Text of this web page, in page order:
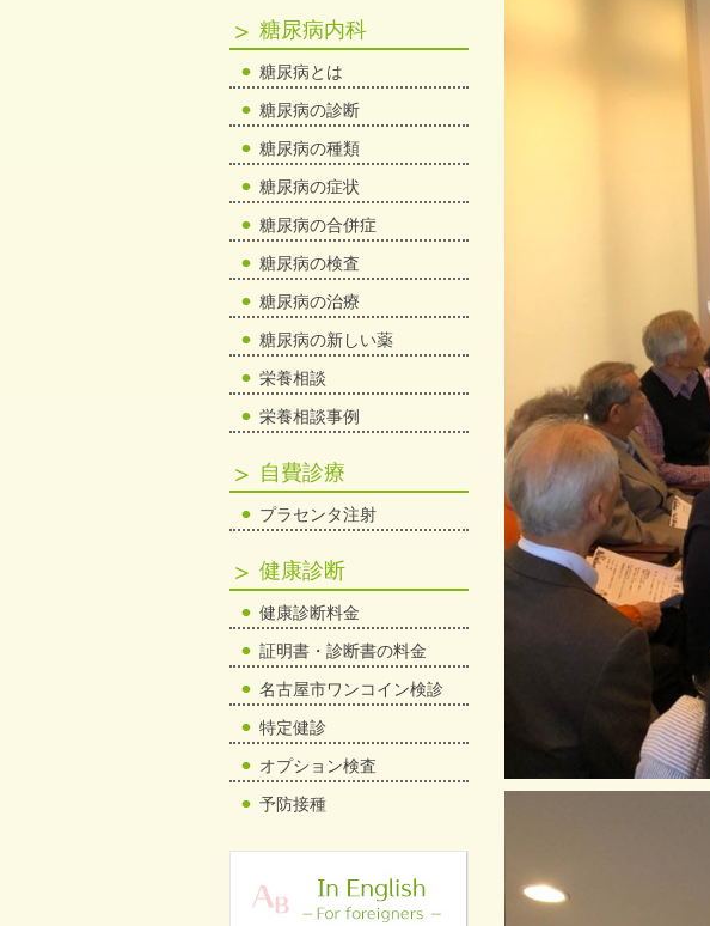
糖尿病内科
糖尿病とは
糖尿病の診断
糖尿病の種類
糖尿病の症状
糖尿病の合併症
糖尿病の検査
糖尿病の治療
糖尿病の新しい薬
栄養相談
栄養相談事例
自費診療
プラセンタ注射
健康診断
健康診断料金
証明書・診断書の料金
名古屋市ワンコイン検診
特定健診
オプション検査
予防接種